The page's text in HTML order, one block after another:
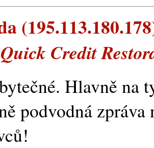
Credit
Hlavně na
podvodná zpráva